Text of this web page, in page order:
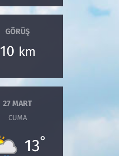
GÖRÜŞ
10 km
27 MART
CUMA
13°